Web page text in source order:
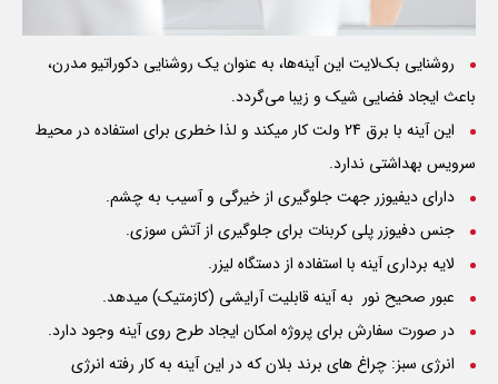
روشنایی بک‌لایت این آینه‌ها، به عنوان یک روشنایی دکوراتیو مدرن،
باعث ایجاد فضایی شیک و زیبا می‌گردد.
این آینه با برق 24 ولت کار میکند و لذا خطری برای استفاده در محیط
سرویس بهداشتی ندارد.
دارای دیفیوزر جهت جلوگیری از خیرگی و آسیب به چشم.
جنس دفیوزر پلی کربنات برای جلوگیری از آتش سوزی.
لایه برداری آینه با استفاده از دستگاه لیزر.
عبور صحیح نور به آینه قابلیت آرایشی (کازمتیک) میدهد.
در صورت سفارش برای پروژه امکان ایجاد طرح روی آینه وجود دارد.
انرژی سبز: چراغ های برند بلان که در این آینه به کار رفته انرژی